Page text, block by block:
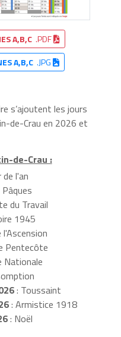
A,B,C .PDF
A,B,C.JPG
s’ajoutent les jours
de-Crau en 2026 et
de-Crau :
de l'an
du Travail
1945
l'Ascension
Pentecôte
Nationale
: Toussaint
: Armistice 1918
: Noël